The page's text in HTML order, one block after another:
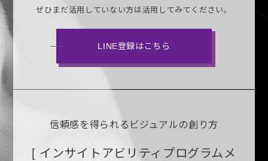
ぜひまだ活用していない方は活用してみてください。
LINE登録はこちら
信頼感を得られるビジュアルの創り方
[ インサイトアビリティプログラムメ